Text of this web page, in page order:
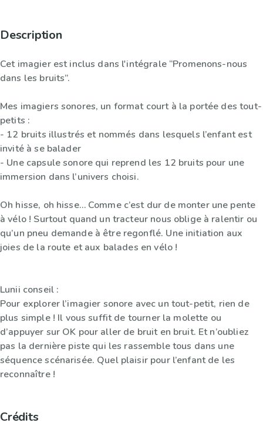
Description
Cet imagier est inclus dans l'intégrale “Promenons-nous
dans les bruits”.
Mes imagiers sonores, un format court à la portée des tout-
petits :
- 12 bruits illustrés et nommés dans lesquels l’enfant est
invité à se balader
- Une capsule sonore qui reprend les 12 bruits pour une
immersion dans l’univers choisi.
Oh hisse, oh hisse… Comme c’est dur de monter une pente
à vélo ! Surtout quand un tracteur nous oblige à ralentir ou
qu’un pneu demande à être regonflé. Une initiation aux
joies de la route et aux balades en vélo !
Lunii conseil :
Pour explorer l’imagier sonore avec un tout-petit, rien de
plus simple ! Il vous suffit de tourner la molette ou
d’appuyer sur OK pour aller de bruit en bruit. Et n’oubliez
pas la dernière piste qui les rassemble tous dans une
séquence scénarisée. Quel plaisir pour l’enfant de les
reconnaître !
Crédits